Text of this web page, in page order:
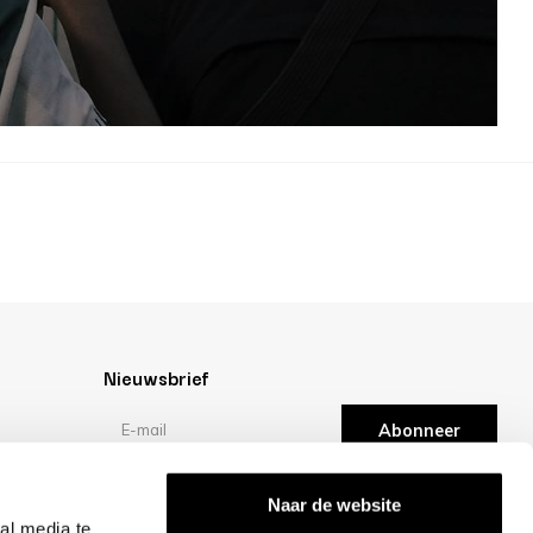
media te
Naar de website
Nieuwsbrief
Abonneer